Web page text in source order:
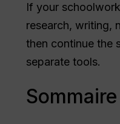
If your
research, writing,
then continue the
separate tools.
Sommaire